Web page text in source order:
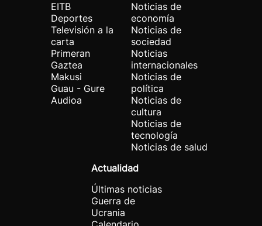
EITB
Deportes
Televisión a la
carta
Primeran
Gaztea
Makusi
Guau - Gure
Audioa
Noticias de
economía
Noticias de
sociedad
Noticias
internacionales
Noticias de
política
Noticias de
cultura
Noticias de
tecnología
Noticias de salud
Actualidad
Últimas noticias
Guerra de
Ucrania